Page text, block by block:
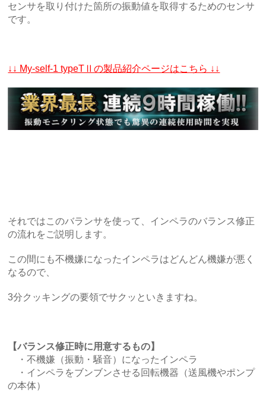
センサを取り付けた箇所の振動値を取得するためのセンサ
です。
↓↓ My-self-1 typeTⅡの製品紹介ページはこちら ↓↓
それではこのバランサを使って、インペラのバランス修正
の流れをご説明します。
この間にも不機嫌になったインペラはどんどん機嫌が悪く
なるので、
3分クッキングの要領でサクッといきますね。
【バランス修正時に用意するもの】
・不機嫌（振動・騒音）になったインペラ
・インペラをブンブンさせる回転機器（送風機やポンプ
の本体）